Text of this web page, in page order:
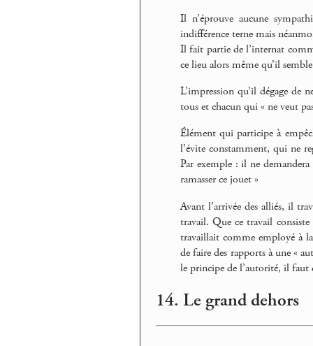
Il n’éprouve aucune
indifférence terne mais
Il fait partie de l’internat
ce lieu alors même qu’il
L’impression qu’il dégage de
tous et chacun qui « ne veut
Élément qui participe à
l’évite constamment, qui ne
Par exemple : il ne
ramasser ce jouet »
Avant l’arrivée des alliés, il
travail. Que ce travail
travaillait comme employé à
de faire des rapports à une «
le principe de l’autorité, il faut
14. Le grand dehors